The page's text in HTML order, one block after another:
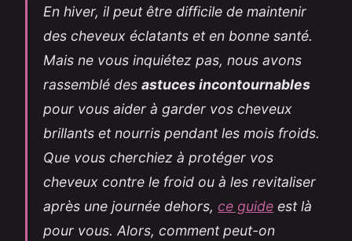
En hiver, il peut être difficile de maintenir
des cheveux éclatants et en bonne santé.
Mais ne vous inquiétez pas, nous avons
rassemblé des astuces incontournables
pour vous aider à garder vos cheveux
brillants et nourris pendant les mois froids.
Que vous cherchiez à protéger vos
cheveux contre le froid ou à les revitaliser
après une journée dehors, ce guide est là
pour vous. Alors, comment peut-on